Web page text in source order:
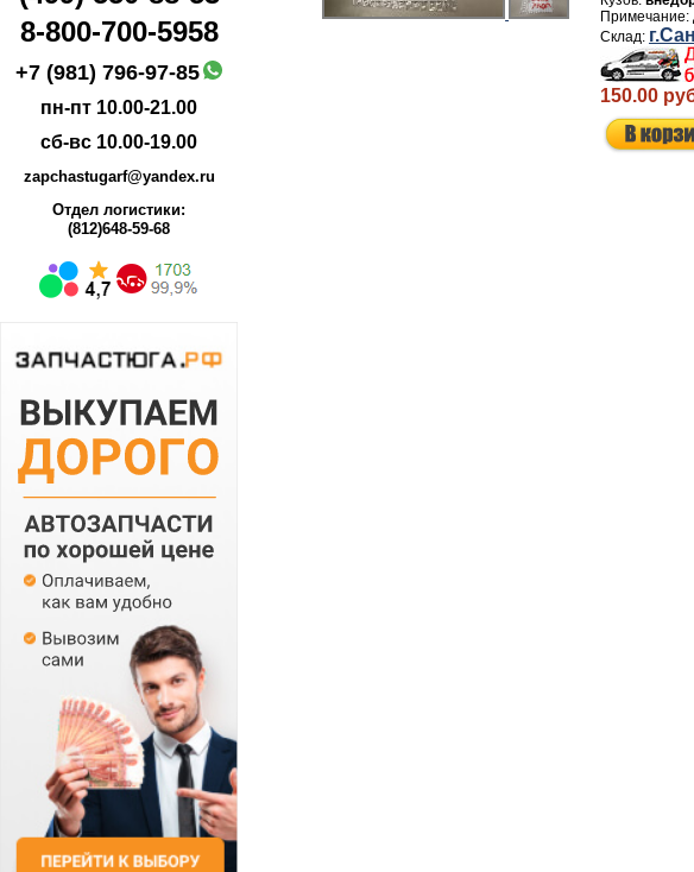
8-800-700-5958
+7 (981) 796-97-85
пн-пт 10.00-21.00
сб-вс 10.00-19.00
zapchastugarf@yandex.ru
Отдел логистики:
(812)648-59-68
150.00